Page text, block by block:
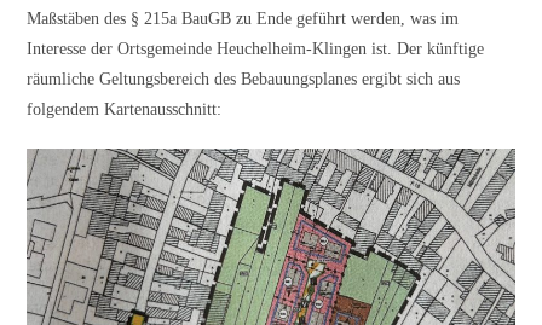
Maßstäben des § 215a BauGB zu Ende geführt werden, was im
Interesse der Ortsgemeinde Heuchelheim-Klingen ist. Der künftige
räumliche Geltungsbereich des Bebauungsplanes ergibt sich aus
folgendem Kartenausschnitt: